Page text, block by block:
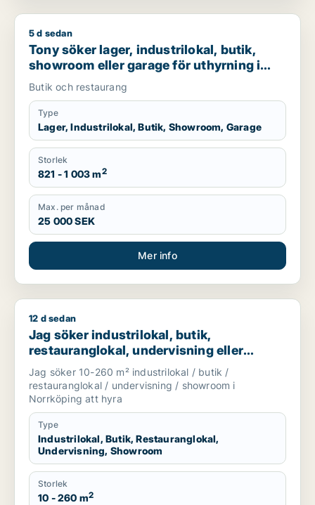
Tony söker lager, industrilokal, butik, showroom eller
5 d sedan
Tony söker lager, industrilokal, butik,
showroom eller garage för uthyrning i
Norrköping
Butik och restaurang
Type
Lager, Industrilokal, Butik, Showroom, Garage
Storlek
821 - 1 003 m2
Max. per månad
25 000 SEK
Mer info
Jag söker industrilokal, butik, restauranglokal,
12 d sedan
Jag söker industrilokal, butik,
restauranglokal, undervisning eller
showroom för uthyrning i Norrköping
Jag söker 10-260 m² industrilokal / butik /
restauranglokal / undervisning / showroom i
Norrköping att hyra
Type
Industrilokal, Butik, Restauranglokal,
Undervisning, Showroom
Storlek
10 - 260 m2